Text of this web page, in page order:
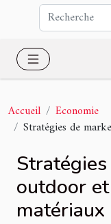
Accueil
Economie
Stratégies de
outdoor
matériaux